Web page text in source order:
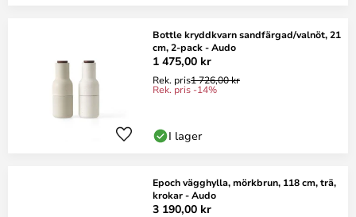
Bottle kryddkvarn sandfärgad/valnöt, 21
cm, 2-pack - Audo
1 475,00 kr
Rek. pris1 726,00 kr
Rek. pris -14%
I lager
Epoch vägghylla, mörkbrun, 118 cm, trä,
krokar - Audo
3 190,00 kr